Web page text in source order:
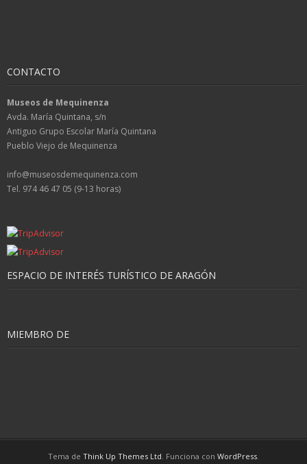
CONTACTO
Museos de Mequinenza
Avda. María Quintana, s/n
Antiguo Grupo Escolar María Quintana
Pueblo Viejo de Mequinenza
info@museosdemequinenza.com
Tel. 974 46 47 05 (9-13 horas)
ESPACIO DE INTERÉS TURÍSTICO DE ARAGÓN
MIEMBRO DE
Tema de Think Up Themes Ltd . Funciona con WordPress